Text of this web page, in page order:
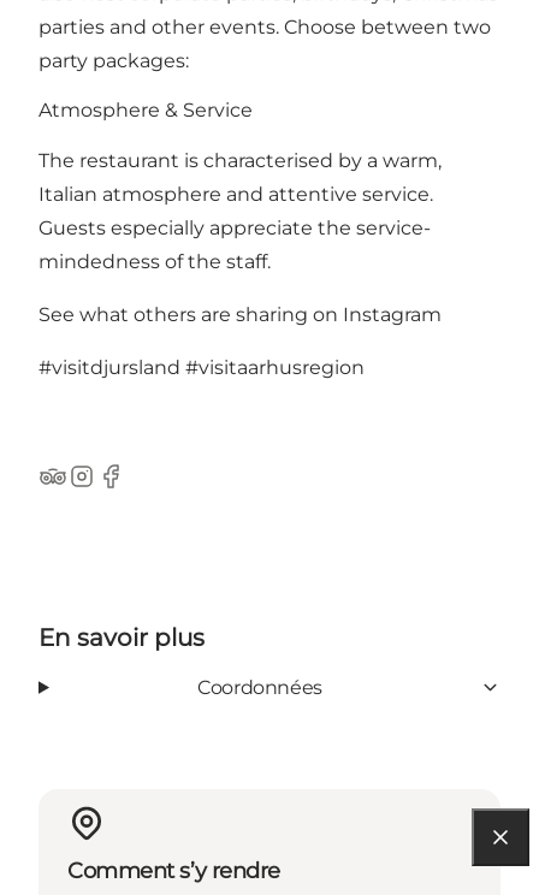
parties and other events. Choose between two
party packages:
Atmosphere & Service
The restaurant is characterised by a warm,
Italian atmosphere and attentive service.
Guests especially appreciate the service-
mindedness of the staff.
See what others are sharing on Instagram
#visitdjursland #visitaarhusregion
TripAdvisor
Instagram
Facebook
En savoir plus
Coordonnées
Comment s’y rendre